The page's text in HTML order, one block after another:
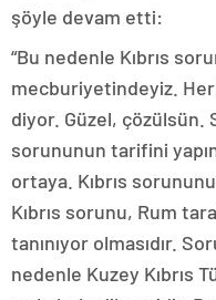
şöyle devam etti:
“Bu nedenle Kıbrıs
mecburiyetindeyiz.
diyor. Güzel, çözülsün.
sorununun tarifini
ortaya. Kıbrıs
Kıbrıs sorunu, Rum
tanınıyor olmasıdır.
nedenle Kuzey Kıbrıs